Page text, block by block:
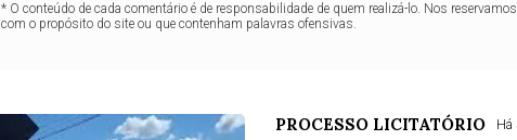
* O conteúdo de cada comentário é de responsabilidade de quem realizá-lo. Nos
com o propósito do site ou que contenham palavras ofensivas.
PROCESSO LICITATÓRIO Há